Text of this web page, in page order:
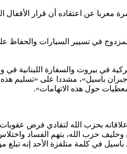
معربا عن اعتقاده أن قرار
من يوم الخميس 12 ت2 الى 1ك1 2020، واعادة العمل بنظام المفرد والمزدوج
في بيروت والسفارة اللبنانية
باسيل»، مشددا على «تسليم هذه
معطيات حول هذه الاتهامات».
بحزب الله لتفادي فرض
حزب الله، بتهم الفساد
في كلمة متلفزة الأحد إنه تبلغ